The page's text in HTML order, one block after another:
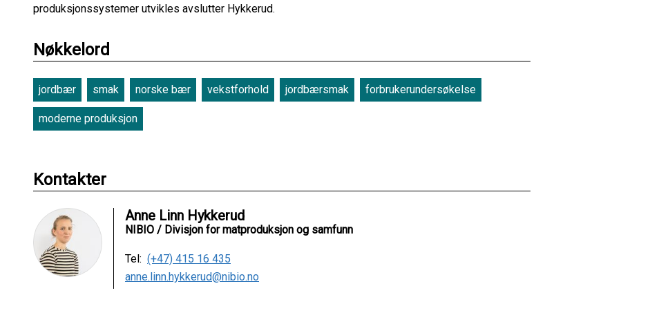
produksjonssystemer utvikles avslutter Hykkerud.
Nøkkelord
jordbær smak norske bær vekstforhold jordbærsmak forbrukerundersøkelse
moderne produksjon
Kontakter
Anne Linn Hykkerud
NIBIO / Divisjon for matproduksjon og samfunn
Tel: (+47) 415 16 435
anne.linn.hykkerud@nibio.no